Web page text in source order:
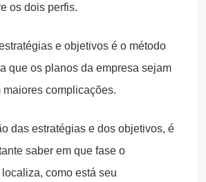
os dois perfis.
e objetivos é o método
que os planos da empresa sejam
maiores complicações.
das estratégias e dos objetivos, é
saber em que fase o
como está seu